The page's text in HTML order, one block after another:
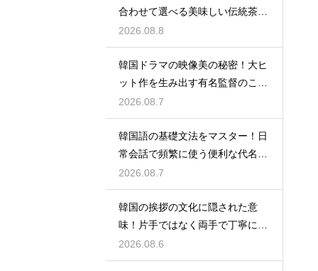
合わせて選べる美味しい伝統茶の
驚きの効能
2026.08.8
韓国ドラマの映像美の秘密！大ヒ
ット作を生み出す有名監督のこだ
わりの特徴
2026.08.7
韓国語の基礎文法をマスター！日
常会話で頻繁に使う便利な代名詞
の一覧
2026.08.7
韓国の挨拶の文化に隠された意
味！片手ではなく両手で丁寧に握
手する理由
2026.08.6